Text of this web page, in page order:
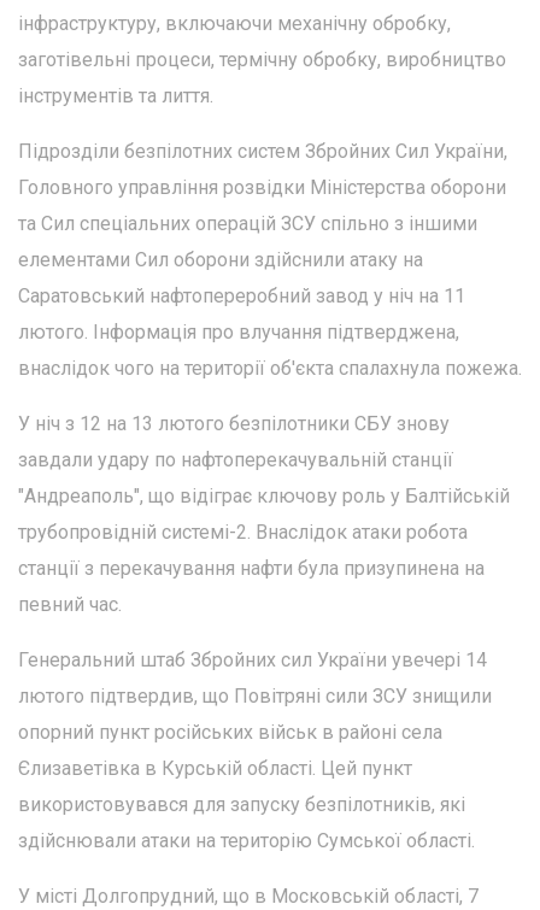
інфраструктуру, включаючи механічну обробку,
заготівельні процеси, термічну обробку, виробництво
інструментів та лиття.
Підрозділи безпілотних систем Збройних Сил України,
Головного управління розвідки Міністерства оборони
та Сил спеціальних операцій ЗСУ спільно з іншими
елементами Сил оборони здійснили атаку на
Саратовський нафтопереробний завод у ніч на 11
лютого. Інформація про влучання підтверджена,
внаслідок чого на території об'єкта спалахнула пожежа.
У ніч з 12 на 13 лютого безпілотники СБУ знову
завдали удару по нафтоперекачувальній станції
"Андреаполь", що відіграє ключову роль у Балтійській
трубопровідній системі-2. Внаслідок атаки робота
станції з перекачування нафти була призупинена на
певний час.
Генеральний штаб Збройних сил України увечері 14
лютого підтвердив, що Повітряні сили ЗСУ знищили
опорний пункт російських військ в районі села
Єлизаветівка в Курській області. Цей пункт
використовувався для запуску безпілотників, які
здійснювали атаки на територію Сумської області.
У місті Долгопрудний, що в Московській області, 7